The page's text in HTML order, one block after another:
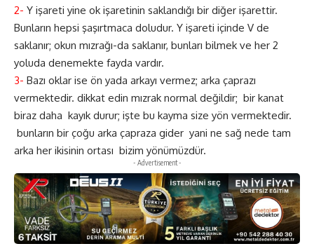
2- Y işareti yine ok işaretinin saklandığı bir diğer işarettir.
Bunların hepsi şaşırtmaca doludur. Y işareti içinde V de
saklanır; okun mızrağı-da saklanır, bunları bilmek ve her 2
yoluda denemekte fayda vardır.
3- Bazı oklar ise ön yada arkayı vermez; arka çaprazı
vermektedir. dikkat edin mızrak normal değildir; bir kanat
biraz daha kayık durur; işte bu kayma size yön vermektedir.
bunların bir çoğu arka çapraza gider yani ne sağ nede tam
arka her ikisinin ortası bizim yönümüzdür.
- Advertisement -